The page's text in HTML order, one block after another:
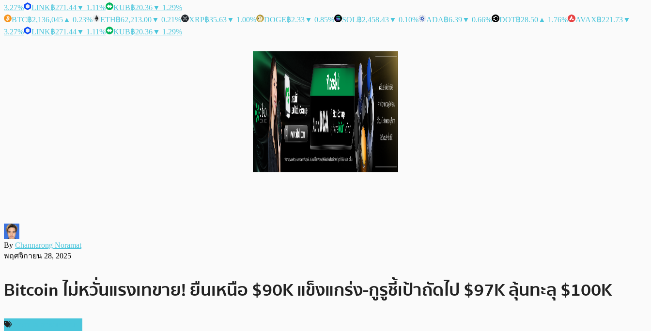
3.27%
LINK฿271.44▼ 1.11% KUB฿20.36▼ 1.29%
BTC฿2,136,045 ▲ 0.23% ETH฿62,213.00▼ 0.21% XRP฿35.63▼ 1.00% DOGE฿2.33▼ 0.85% SOL฿2,458.43▼ 0.10% ADA฿6.39▼ 0.66% DOT฿28.50 ▲ 1.76% AVAX฿221.73▼
3.27%
LINK฿271.44▼ 1.11% KUB฿20.36▼ 1.29%
By Channarong Noramat
พฤศจิกายน 28, 2025
Bitcoin ไม่หวั่นแรงเทขาย! ยืนเหนือ $90K แข็งแกร่ง-กูรูชี้เป้าถัดไป $97K ลุ้นทะลุ $100K